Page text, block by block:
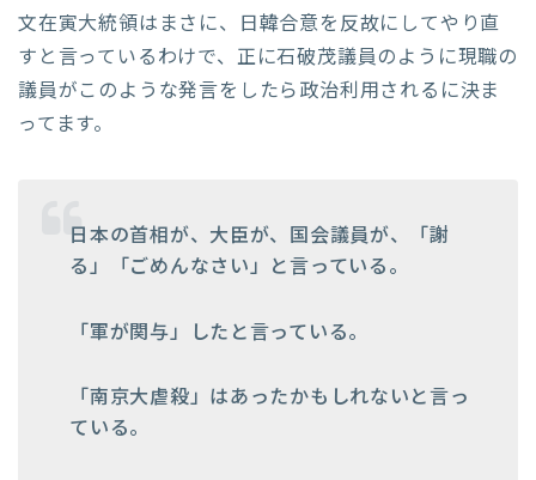
文在寅大統領はまさに、日韓合意を反故にしてやり直
すと言っているわけで、正に石破茂議員のように現職の
議員がこのような発言をしたら政治利用されるに決ま
ってます。
日本の首相が、大臣が、国会議員が、「謝
る」「ごめんなさい」と言っている。
「軍が関与」したと言っている。
「南京大虐殺」はあったかもしれないと言っ
ている。